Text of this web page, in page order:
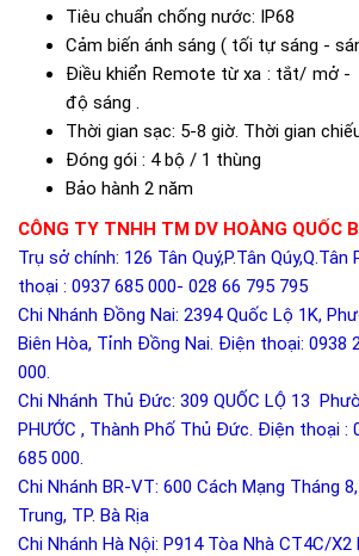
Tiêu chuẩn chống nước: IP68
Cảm biến ánh sáng ( tối tự sáng -
Điều khiển Remote từ xa : tắt/ mở -
độ sáng .
Thời gian sạc: 5-8 giờ. Thời gian
Đóng gói : 4 bộ / 1 thùng
Bảo hành 2 năm
CÔNG TY TNHH TM DV HOÀNG QUỐC
Trụ sở chính: 126 Tân Quý,P.Tân Qúy,Q.Tân
thoại : 0937 685 000- 028 66 795 795
Chi Nhánh Đồng Nai: 2394 Quốc Lộ 1K,
Biên Hòa, Tỉnh Đồng Nai. Điện thoại: 0938
000.
Chi Nhánh Thủ Đức: 309 QUỐC LỘ 13
PHƯỚC , Thành Phố Thủ Đức. Điện thoại :
685 000.
Chi Nhánh BR-VT: 600 Cách Mạng Tháng
Trung, TP. Bà Rịa
Chi Nhánh Hà Nội: P914 Tòa Nhà CT4C/